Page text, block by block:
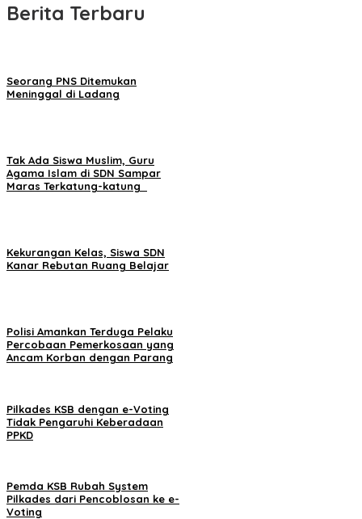
Berita Terbaru
Seorang PNS Ditemukan
Meninggal di Ladang
Tak Ada Siswa Muslim, Guru
Agama Islam di SDN Sampar
Maras Terkatung-katung ‎
Kekurangan Kelas, Siswa SDN
Kanar Rebutan Ruang Belajar
Polisi Amankan Terduga Pelaku
Percobaan Pemerkosaan yang
Ancam Korban dengan Parang
Pilkades KSB dengan e-Voting
Tidak Pengaruhi Keberadaan
PPKD
Pemda KSB Rubah System
Pilkades dari Pencoblosan ke e-
Voting